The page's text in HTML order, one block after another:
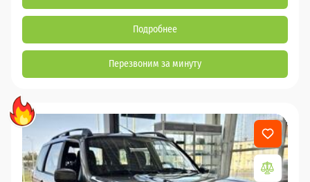
Подробнее
Перезвоним за минуту